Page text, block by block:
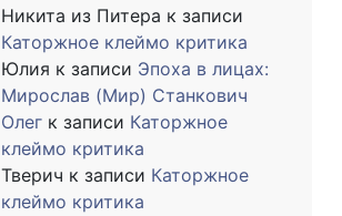
Никита из Питера к записи
Каторжное клеймо критика
Юлия к записи Эпоха в лицах:
Мирослав (Мир) Станкович
Олег к записи Каторжное
клеймо критика
Тверич к записи Каторжное
клеймо критика